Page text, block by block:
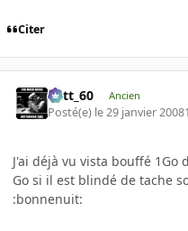
Citer
Batt_60 Ancien
Posté(e) le 29 janvier 2008
J'ai déjà vu vista bouffé
Go si il est blindé de tache
:bonnenuit: